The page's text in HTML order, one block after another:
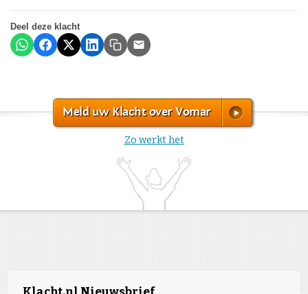
Deel deze klacht
Meld uw Klacht over Vomar
Zo werkt het